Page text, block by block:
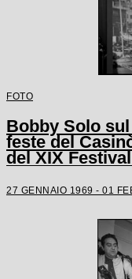
FOTO
Bobby Solo
feste del
del XIX
27 GENNAIO 1969 - 01